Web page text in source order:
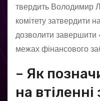
твердить Володимир
комітету затвердити
дозволити завершити
межах фінансового
– Як
на